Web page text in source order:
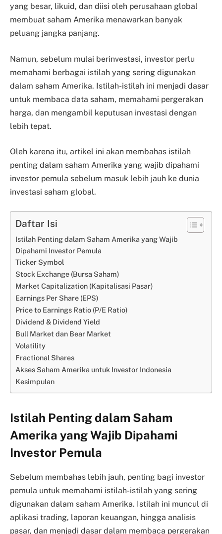
yang besar, likuid, dan diisi oleh perusahaan global
membuat saham Amerika menawarkan banyak
peluang jangka panjang.
Namun, sebelum mulai berinvestasi, investor perlu
memahami berbagai istilah yang sering digunakan
dalam saham Amerika. Istilah-istilah ini menjadi dasar
untuk membaca data saham, memahami pergerakan
harga, dan mengambil keputusan investasi dengan
lebih tepat.
Oleh karena itu, artikel ini akan membahas istilah
penting dalam saham Amerika yang wajib dipahami
investor pemula sebelum masuk lebih jauh ke dunia
investasi saham global.
Daftar Isi
Istilah Penting dalam Saham Amerika yang Wajib
Dipahami Investor Pemula
Ticker Symbol
Stock Exchange (Bursa Saham)
Market Capitalization (Kapitalisasi Pasar)
Earnings Per Share (EPS)
Price to Earnings Ratio (P/E Ratio)
Dividend & Dividend Yield
Bull Market dan Bear Market
Volatility
Fractional Shares
Akses Saham Amerika untuk Investor Indonesia
Kesimpulan
Istilah Penting dalam Saham
Amerika yang Wajib Dipahami
Investor Pemula
Sebelum membahas lebih jauh, penting bagi investor
pemula untuk memahami istilah-istilah yang sering
digunakan dalam saham Amerika. Istilah ini muncul di
aplikasi trading, laporan keuangan, hingga analisis
pasar, dan menjadi dasar dalam membaca pergerakan